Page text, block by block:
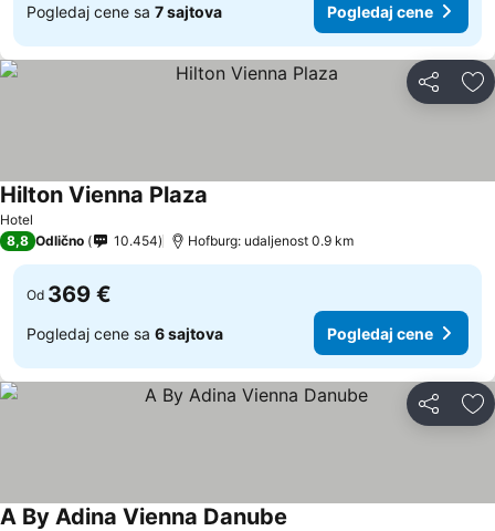
Pogledaj cene sa 7 sajtova Pogledaj cene
Deli
Hotel
Hilton Vienna Plaza
8,8 Odlično 10.454 Hofburg: udaljenost 0.9 km
Od 369 €
Pogledaj cene sa 6 sajtova Pogledaj cene
Deli
A By Adina Vienna Danube